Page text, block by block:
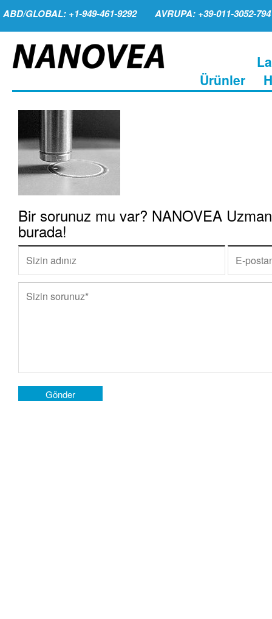
ABD/GLOBAL: +1-949-461-9292 AVRUPA: +39-011-3052-794
Ürünler
Bir sorunuz mu var? NANOVEA
burada!